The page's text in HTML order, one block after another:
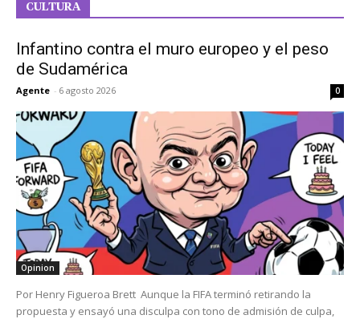
CULTURA
Infantino contra el muro europeo y el peso
de Sudamérica
Agente - 6 agosto 2026 0
Opinion
Por Henry Figueroa Brett Aunque la FIFA terminó retirando la
propuesta y ensayó una disculpa con tono de admisión de culpa,